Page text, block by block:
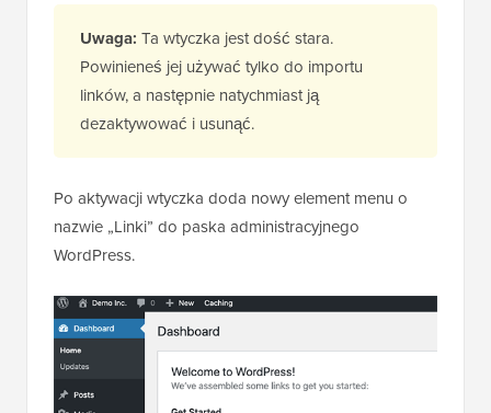
Uwaga: Ta wtyczka jest dość stara.
Powinieneś jej używać tylko do importu
linków, a następnie natychmiast ją
dezaktywować i usunąć.
Po aktywacji wtyczka doda nowy element menu o
nazwie „Linki” do paska administracyjnego
WordPress.